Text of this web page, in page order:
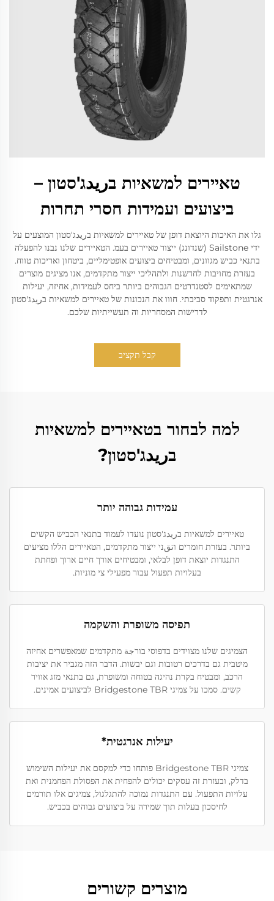
טאיירים למשאיות בريدג'סטון –
ביצועים ועמידות חסרי תחרות
גלו את האיכות היוצאת דופן של טאיירים למשאיות בريدג'סטון המוצעים על
ידי Sailstone (שנדונג) ייצור טאיירים בעמ. הטאיירים שלנו נבנו להפעלה
בתנאי כביש מגוונים, ומבטיחים ביצועים אופטימליים, ביטחון ואריכות טווח.
בעזרת מחויבות לחדשנות ולתהליכי ייצור מתקדמים, אנו מציגים מוצרים
שמתאימים לסטנדרטים הגבוהים ביותר ביחס לעמידות, אחיזה, יעילות
אנרגטית ותפקוד סביבתי. חווו את הנכונות של טאיירים למשאיות בريدג'סטון
לדרישות המסחריות וה תעשייתיות שלכם.
קבל תקציב
למה לבחור בטאיירים למשאיות
בريدג'סטון?
עמידות גבוהה יותר
טאיירים למשאיות בريدג'סטון נועדו לעמוד בתנאי הכביש הקשים
ביותר. בעזרת חומרים וتقני ייצור מתקדמים, הטאיירים הללו מציעים
התנגדות יוצאת דופן לבלאי, ומבטיחים אורך חיים ארוך ופחתת
בעלויות תפעול עבור מפעילי צי מוניות.
תפיסה משופרת והשקמה
הצמיגים שלנו מצוידים בדפוסי בורجة מתקדמים שמאפשרים אחיזה
מיטבית גם בדרכים רטובות וגם יבשות. הדבר הזה מגביר את יציבות
הרכב, ומבטיח בקרת נהיגה בטוחה ומשופרת, גם בתנאי מזג אוויר
קשים. סמכו על צמיגי Bridgestone TBR לביצועים אמינים.
יעילות אנרגטית*
צמיגי Bridgestone TBR פותחו כדי למקסם את יעילות השימוש
בדלק, ובעזרת זה עסקים יכולים להפחית את הפסולת הפחמנית ואת
עלויות התפעול. עם התנגדות נמוכה להתגלגול, צמיגים אלו תורמים
לחיסכון בעלות תוך שמירה על ביצועים גבוהים בכביש.
מוצרים קשורים